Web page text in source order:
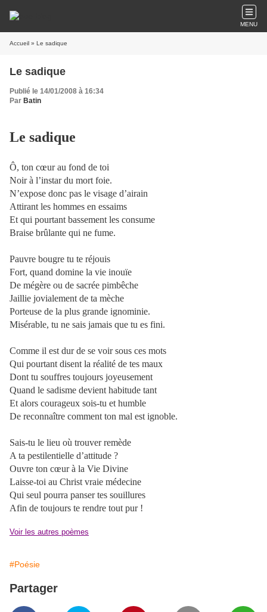
MENU
Accueil » Le sadique
Le sadique
Publié le 14/01/2008 à 16:34
Par Batin
Le sadique
Ô, ton cœur au fond de toi
Noir à l’instar du mort foie.
N’expose donc pas le visage d’airain
Attirant les hommes en essaims
Et qui pourtant bassement les consume
Braise brûlante qui ne fume.
Pauvre bougre tu te réjouis
Fort, quand domine la vie inouïe
De mégère ou de sacrée pimbêche
Jaillie jovialement de ta mèche
Porteuse de la plus grande ignominie.
Misérable, tu ne sais jamais que tu es fini.
Comme il est dur de se voir sous ces mots
Qui pourtant disent la réalité de tes maux
Dont tu souffres toujours joyeusement
Quand le sadisme devient habitude tant
Et alors courageux sois-tu et humble
De reconnaître comment ton mal est ignoble.
Sais-tu le lieu où trouver remède
A ta pestilentielle d’attitude ?
Ouvre ton cœur à la Vie Divine
Laisse-toi au Christ vraie médecine
Qui seul pourra panser tes souillures
Afin de toujours te rendre tout pur !
Voir les autres poèmes
#Poésie
Partager